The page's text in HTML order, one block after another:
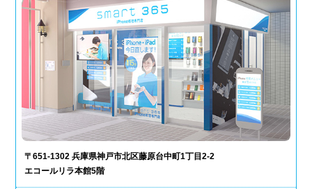
〒651-1302 兵庫県神戸市北区藤原台中町1丁目2-2
エコールリラ本館5階